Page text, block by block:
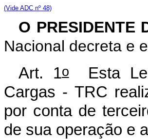
(Vide ADC nº 48)
O PRESIDENTE
Nacional decreta e
Art. 1oEsta Lei
Cargas - TRC
por conta de
de sua operação e